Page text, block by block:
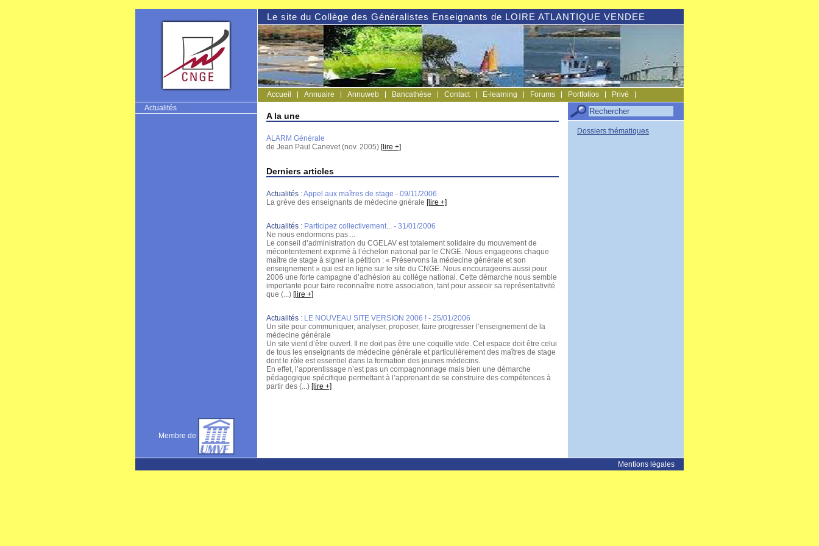
Le site du Collège des Généralistes Enseignants de LOIRE ATLANTIQUE VENDEE
CNGE
Accueil Annuaire Annuweb Bancathèse Contact E-learning Forums Portfolios
Privé
Actualités
A la une
ALARM Générale
de Jean Paul Canevet (nov. 2005) [lire +]
Derniers articles
Actualités :Appel aux maîtres de stage - 09/11/2006
La grève des enseignants de médecine gnérale [lire +]
Actualités : Participez collectivement... - 31/01/2006
Ne nous endormons pas ...
Le conseil d’administration du CGELAV est totalement solidaire du mouvement de
mécontentement exprimé à l’échelon national par le CNGE. Nous engageons chaque
maître de stage à signer la pétition : « Préservons la médecine générale et son
enseignement » qui est en ligne sur le site du CNGE. Nous encourageons aussi pour
2006 une forte campagne d’adhésion au collège national. Cette démarche nous semble
importante pour faire reconnaître notre association, tant pour asseoir sa représentativité
que (...) [lire +]
Actualités : LE NOUVEAU SITE VERSION 2006 ! - 25/01/2006
Un site pour communiquer, analyser, proposer, faire progresser l’enseignement de la
médecine générale
Un site vient d’être ouvert. Il ne doit pas être une coquille vide. Cet espace doit être celui
de tous les enseignants de médecine générale et particulièrement des maîtres de stage
dont le rôle est essentiel dans la formation des jeunes médecins.
En effet, l’apprentissage n’est pas un compagnonnage mais bien une démarche
pédagogique spécifique permettant à l’apprenant de se construire des compétences à
partir des (...) [lire +]
Dossiers thématiques
Membre de
Mentions légales